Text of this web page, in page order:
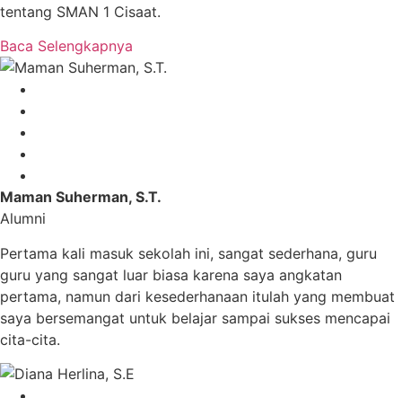
tentang SMAN 1 Cisaat.
Baca Selengkapnya
Maman Suherman, S.T.
Alumni
Pertama kali masuk sekolah ini, sangat sederhana, guru
guru yang sangat luar biasa karena saya angkatan
pertama, namun dari kesederhanaan itulah yang membuat
saya bersemangat untuk belajar sampai sukses mencapai
cita-cita.